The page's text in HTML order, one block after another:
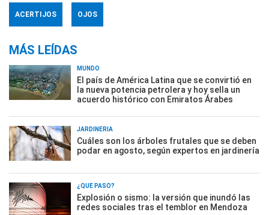
ACERTIJOS OJOS
MÁS LEÍDAS
MUNDO
El país de América Latina que se convirtió en
la nueva potencia petrolera y hoy sella un
acuerdo histórico con Emiratos Árabes
JARDINERÍA
Cuáles son los árboles frutales que se deben
podar en agosto, según expertos en jardinería
¿QUÉ PASÓ?
Explosión o sismo: la versión que inundó las
redes sociales tras el temblor en Mendoza